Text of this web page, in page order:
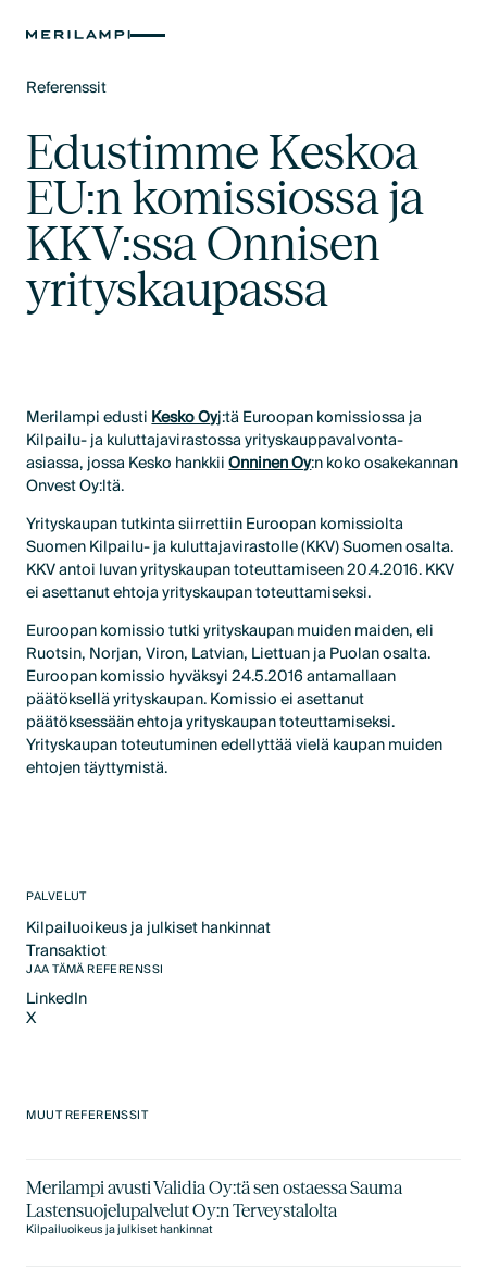
Referenssit
Edustimme Keskoa
EU:n komissiossa ja
KKV:ssa Onnisen
yrityskaupassa
PALVELUT
Kilpailuoikeus ja julkiset hankinnat
Text Link
Transaktiot
Text Link
JAA TÄMÄ REFERENSSI
LinkedIn
LinkedIn
X
Merilampi edustiKesko Oyj:tä Euroopan komissiossa ja
Kilpailu- ja kuluttajavirastossa yrityskauppavalvonta-
asiassa, jossa Kesko hankkiiOnninen Oy:n koko osakekannan
Onvest Oy:ltä.
Yrityskaupan tutkinta siirrettiin Euroopan komissiolta
Suomen Kilpailu- ja kuluttajavirastolle (KKV) Suomen osalta.
KKV antoi luvan yrityskaupan toteuttamiseen 20.4.2016. KKV
ei asettanut ehtoja yrityskaupan toteuttamiseksi.
Euroopan komissio tutki yrityskaupan muiden maiden, eli
Ruotsin, Norjan, Viron, Latvian, Liettuan ja Puolan osalta.
Euroopan komissio hyväksyi 24.5.2016 antamallaan
päätöksellä yrityskaupan. Komissio ei asettanut
päätöksessään ehtoja yrityskaupan toteuttamiseksi.
Yrityskaupan toteutuminen edellyttää vielä kaupan muiden
ehtojen täyttymistä.
MUUT REFERENSSIT
Merilampi avusti Validia Oy:tä sen ostaessa Sauma
Lastensuojelupalvelut Oy:n Terveystalolta
Kilpailuoikeus ja julkiset hankinnat